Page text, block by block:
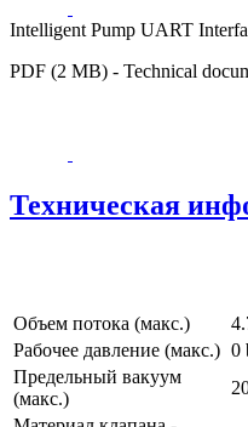
Intelligent Pump UART
PDF (2 MB) - Technical
Техническая
Объем потока (макс.)
Рабочее давление (макс.) 0
Предельный вакуум
(макс.)